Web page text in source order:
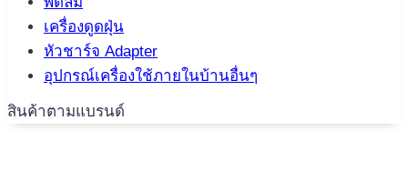
เครื่องดูดฝุ่น
หัวชาร์จ Adapter
อุปกรณ์เครื่องใช้ภายในบ้านอื่นๆ
สินค้าตามแบรนด์